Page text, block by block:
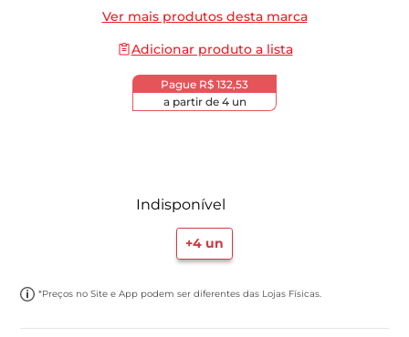
Ver mais produtos desta marca
Adicionar produto a lista
Pague R$ 132,53
a partir de 4un
Indisponível
+4 un
*Preços no Site e App podem ser diferentes das Lojas Físicas.